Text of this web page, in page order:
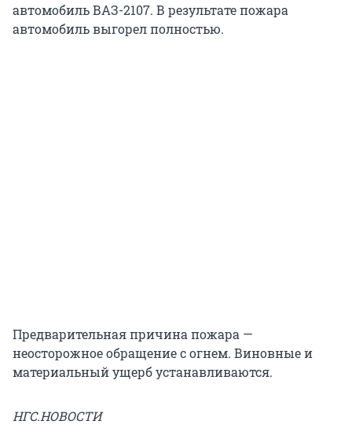
автомобиль ВАЗ-2107. В результате пожара
автомобиль выгорел полностью.
Предварительная причина пожара —
неосторожное обращение с огнем. Виновные и
материальный ущерб устанавливаются.
НГС.НОВОСТИ